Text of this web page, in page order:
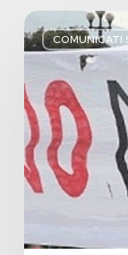
COMUNICATI
Basta
bugie,
Regione
Lombardia
pratica
l’antimafia
solo
a
parole